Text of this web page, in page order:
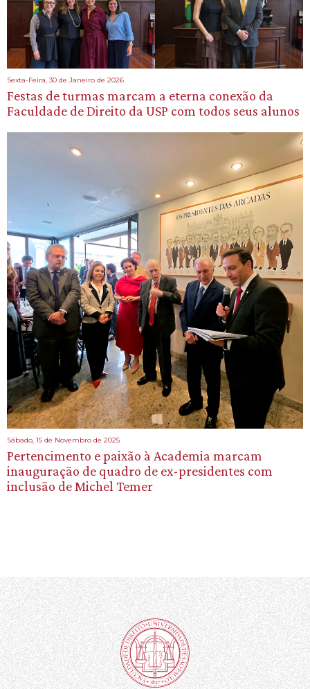
Sexta-Feira, 30 de Janeiro de 2026
Festas de turmas marcam a eterna conexão da
Faculdade de Direito da USP com todos seus alunos
Sábado, 15 de Novembro de 2025
Pertencimento e paixão à Academia marcam
inauguração de quadro de ex-presidentes com
inclusão de Michel Temer